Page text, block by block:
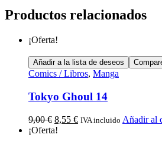
Productos relacionados
¡Oferta!
Añadir a la lista de deseos
Comics / Libros, Manga
Tokyo Ghoul 14
9,00€ 8,55 € IVA incluido Añadir al
¡Oferta!